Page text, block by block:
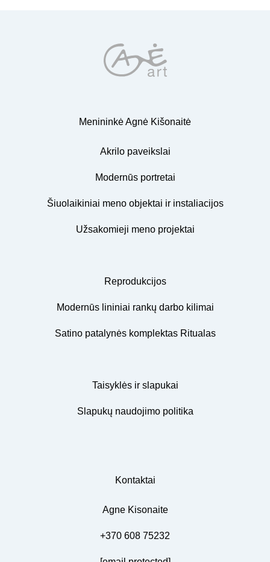
Menininkė Agnė Kišonaitė
Akrilo paveikslai
Modernūs portretai
Šiuolaikiniai meno objektai ir instaliacijos
Užsakomieji meno projektai
Reprodukcijos
Modernūs lininiai rankų darbo kilimai
Satino patalynės komplektas Ritualas
Taisyklės ir slapukai
Slapukų naudojimo politika
Kontaktai
Agne Kisonaite
+370 608 75232